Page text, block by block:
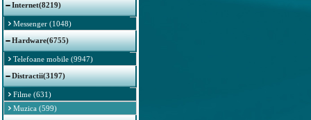
Internet(8219)
Messenger (1048)
Hardware(6755)
Telefoane mobile (9947)
Distractii(3197)
Filme (631)
Muzica (599)